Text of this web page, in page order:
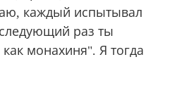
каждый испытывал
раз ты
монахиня". Я тогда